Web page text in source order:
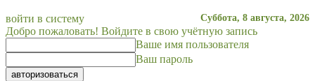
Суббота, 8 августа, 2026
войти в систему
Добро пожаловать! Войдите в свою учётную запись
Ваше имя пользователя
Ваш пароль